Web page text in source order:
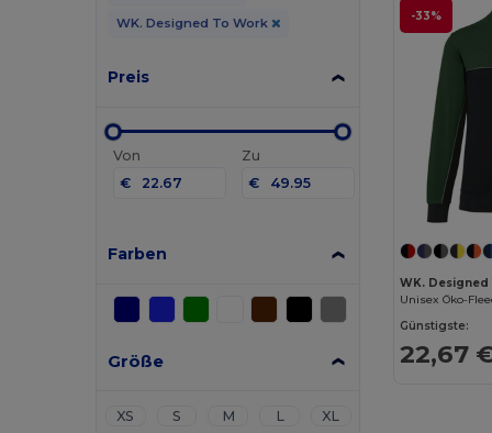
WK. Designed To Work
Preis
Von
€
Zu
€
Farben
Größe
XS S M L
XL
-33%
WK.
Günstigste:
22,67